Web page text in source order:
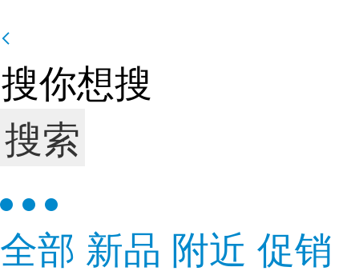
搜索
全部 新品 附近 促销